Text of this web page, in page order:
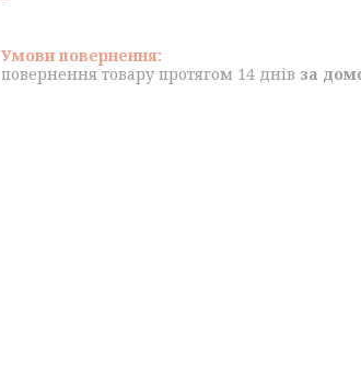
повернення товару протягом 14 днів за